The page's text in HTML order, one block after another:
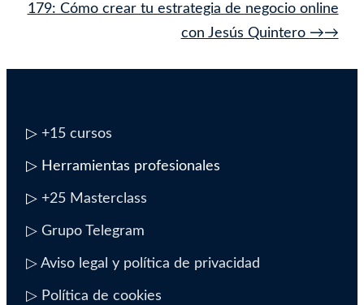
179: Cómo crear tu estrategia de negocio online
con Jesús Quintero
→
▷ +15 cursos
▷ Herramientas profesionales
▷ +25 Masterclass
▷ Grupo Telegram
▷ Aviso legal y política de privacidad
▷ Política de cookies